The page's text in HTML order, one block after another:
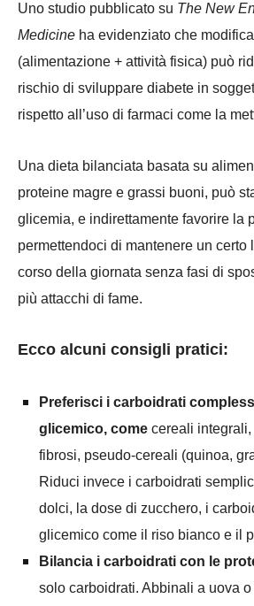
Uno studio pubblicato su The New
Medicine ha evidenziato che
(alimentazione + attività fisica) può
rischio di sviluppare diabete in
rispetto all’uso di farmaci come la
Una dieta bilanciata basata su
proteine magre e grassi buoni, può
glicemia, e indirettamente favorire la
permettendoci di mantenere un certo
corso della giornata senza fasi di
più attacchi di fame.
Ecco alcuni consigli pratici:
Preferisci i carboidrati
glicemico, come cereali
fibrosi, pseudo-cereali (quinoa,
Riduci invece i carboidrati
dolci, la dose di zucchero, i
glicemico come il riso bianco e il
Bilancia i carboidrati con le
solo carboidrati. Abbinali a uova